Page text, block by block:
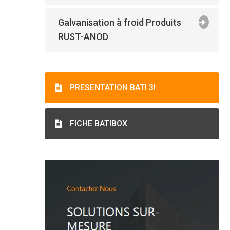
Galvanisation à froid Produits
RUST-ANOD
PRESENTATION BATI 3I
FICHE BATIBOX